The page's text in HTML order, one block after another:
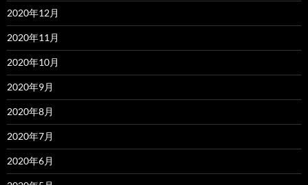
2020年12月
2020年11月
2020年10月
2020年9月
2020年8月
2020年7月
2020年6月